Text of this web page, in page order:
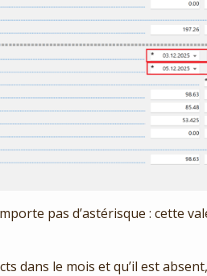
pas d’astérisque : cette
dans le mois et qu’il est